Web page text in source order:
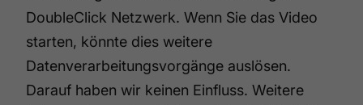
DoubleClick Netzwerk. Wenn Sie das Video
starten, könnte dies weitere
Datenverarbeitungsvorgänge auslösen.
Darauf haben wir keinen Einfluss. Weitere